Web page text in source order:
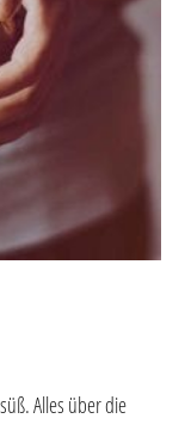
Alles über die